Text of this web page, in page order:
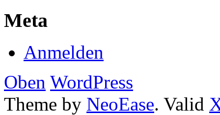
Meta
Anmelden
Oben WordPress
Theme by NeoEase. Valid